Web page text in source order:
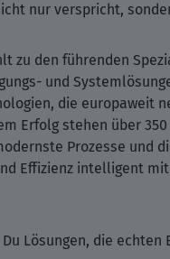
nur verspricht,
zu den führenden
und
die europaweit
Erfolg stehen über
Prozesse und
Effizienz intelligent
Lösungen, die echten